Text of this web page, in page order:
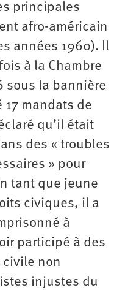
principales
afro-américain
années 1960). Il
à la Chambre
sous la bannière
mandats de
qu’il était
des « troubles
» pour
tant que jeune
civiques, il a
à
participé à des
non
injustes du